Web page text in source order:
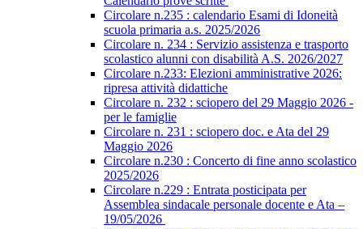
Circolare n.235 : calendario Esami di Idoneità
scuola primaria a.s. 2025/2026
Circolare n. 234 : Servizio assistenza e trasporto
scolastico alunni con disabilità A.S. 2026/2027
Circolare n.233: Elezioni amministrative 2026:
ripresa attività didattiche
Circolare n. 232 : sciopero del 29 Maggio 2026 -
per le famiglie
Circolare n. 231 : sciopero doc. e Ata del 29
Maggio 2026
Circolare n.230 : Concerto di fine anno scolastico
2025/2026
Circolare n.229 : Entrata posticipata per
Assemblea sindacale personale docente e Ata –
19/05/2026